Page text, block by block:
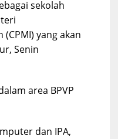
sekolah
yang akan
Senin
area BPVP
dan IPA,